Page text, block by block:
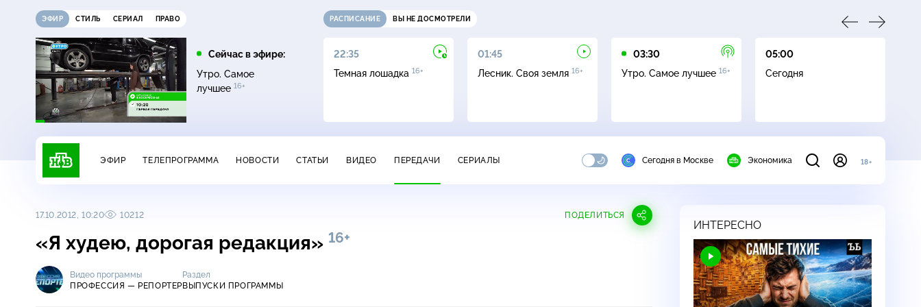
ЭФИР СТИЛЬ СЕРИАЛ ПРАВО
Сейчас в эфире:
Утро. Самое
лучшее 16+
РАСПИСАНИЕ ВЫ НЕ ДОСМОТРЕЛИ
21:15
Сегодня
21:30
Неизвестная Россия
22:35
Темная лошадка 16+
01:45
Лесник. Своя земля 16+
03:30
Утро. Самое лучшее 16+
05:00
Сегодня
ЭФИР ТЕЛЕПРОГРАММА НОВОСТИ СТАТЬИ ВИДЕО ПЕРЕДАЧИ СЕРИАЛЫ Сегодня в Москве Экономика 18+
17.10.2012, 10:20 10212 ПОДЕЛИТЬСЯ
«Я худею, дорогая редакция» 16+
Видео программы
ПРОФЕССИЯ — РЕПОРТЕР
Раздел
ВЫПУСКИ ПРОГРАММЫ
ИНТЕРЕСНО